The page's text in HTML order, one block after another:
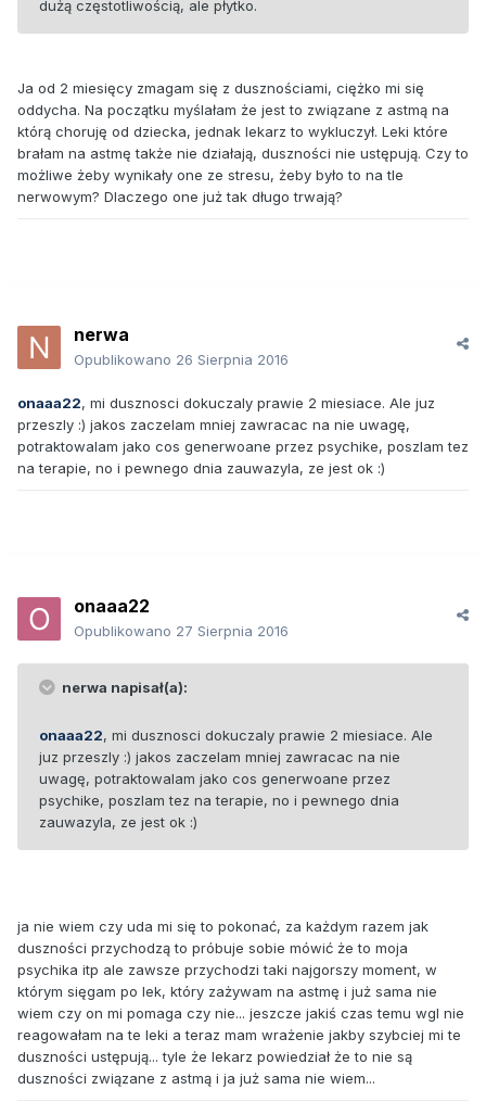
dużą częstotliwością, ale płytko.
Ja od 2 miesięcy zmagam się z dusznościami, ciężko mi się
oddycha. Na początku myślałam że jest to związane z astmą na
którą choruję od dziecka, jednak lekarz to wykluczył. Leki które
brałam na astmę także nie działają, duszności nie ustępują. Czy to
możliwe żeby wynikały one ze stresu, żeby było to na tle
nerwowym? Dlaczego one już tak długo trwają?
nerwa
Opublikowano 26 Sierpnia 2016
onaaa22, mi dusznosci dokuczaly prawie 2 miesiace. Ale juz
przeszly :) jakos zaczelam mniej zawracac na nie uwagę,
potraktowalam jako cos generwoane przez psychike, poszlam tez
na terapie, no i pewnego dnia zauwazyla, ze jest ok :)
onaaa22
Opublikowano 27 Sierpnia 2016
nerwa napisał(a):
onaaa22, mi dusznosci dokuczaly prawie 2 miesiace. Ale
juz przeszly :) jakos zaczelam mniej zawracac na nie
uwagę, potraktowalam jako cos generwoane przez
psychike, poszlam tez na terapie, no i pewnego dnia
zauwazyla, ze jest ok :)
ja nie wiem czy uda mi się to pokonać, za każdym razem jak
duszności przychodzą to próbuje sobie mówić że to moja
psychika itp ale zawsze przychodzi taki najgorszy moment, w
którym sięgam po lek, który zażywam na astmę i już sama nie
wiem czy on mi pomaga czy nie... jeszcze jakiś czas temu wgl nie
reagowałam na te leki a teraz mam wrażenie jakby szybciej mi te
duszności ustępują... tyle że lekarz powiedział że to nie są
duszności związane z astmą i ja już sama nie wiem...